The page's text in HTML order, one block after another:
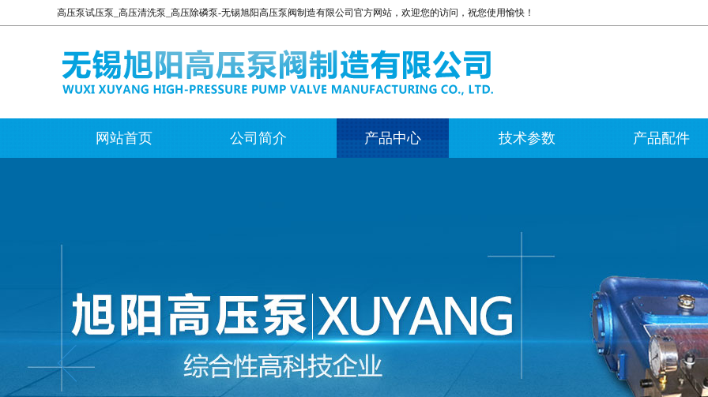
高压泵试压泵_高压清洗泵_高压除磷泵-无锡旭阳高压泵阀制造有限公司官方网站，欢迎您的访问，祝您使用愉快！
网站首页 公司简介 产品中心 技术参数 产品配件